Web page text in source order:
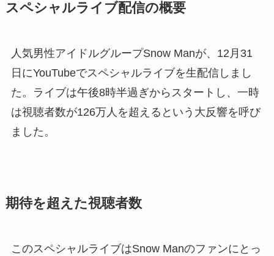
スペシャルライブ配信の概要
人気男性アイドルグループSnow Manが、12月31
日にYouTubeでスペシャルライブを生配信しまし
た。ライブは午後8時半過ぎからスタートし、一時
は視聴者数が126万人を超えるという大反響を呼び
ました。
期待を超えた視聴者数
このスペシャルライブはSnow Manのファンにとっ